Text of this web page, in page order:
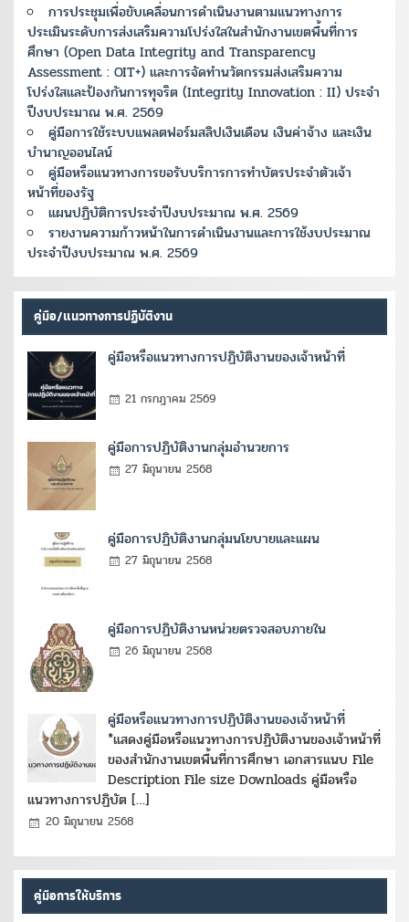
การประชุมเพื่อขับเคลื่อนการดำเนินงานตามแนวทางการ
ประเมินระดับการส่งเสริมความโปร่งใสในสำนักงานเขตพื้นที่การ
ศึกษา (Open Data Integrity and Transparency
Assessment : OIT+) และการจัดทำนวัตกรรมส่งเสริมความ
โปร่งใสและป้องกันการทุจริต (Integrity Innovation : II) ประจำ
ปีงบประมาณ พ.ศ. 2569
คู่มือการใช้ระบบแพลตฟอร์มสลิปเงินเดือน เงินค่าจ้าง และเงิน
บำนาญออนไลน์
คู่มือหรือแนวทางการขอรับบริการการทำบัตรประจำตัวเจ้า
หน้าที่ของรัฐ
แผนปฏิบัติการประจำปีงบประมาณ พ.ศ. 2569
รายงานความก้าวหน้าในการดำเนินงานและการใช้งบประมาณ
ประจำปีงบประมาณ พ.ศ. 2569
คู่มือ/แนวทางการปฏิบัติงาน
คู่มือหรือแนวทางการปฏิบัติงานของเจ้าหน้าที่
21 กรกฎาคม 2569
คู่มือการปฏิบัติงานกลุ่มอำนวยการ
27 มิถุนายน 2568
คู่มือการปฏิบัติงานกลุ่มนโยบายและแผน
27 มิถุนายน 2568
คู่มือการปฏิบัติงานหน่วยตรวจสอบภายใน
26 มิถุนายน 2568
คู่มือหรือแนวทางการปฏิบัติงานของเจ้าหน้าที่
*แสดงคู่มือหรือแนวทางการปฏิบัติงานของเจ้าหน้าที่
ของสำนักงานเขตพื้นที่การศึกษา เอกสารแนบ File
Description File size Downloads คู่มือหรือ
แนวทางการปฏิบัต […]
20 มิถุนายน 2568
คู่มือการให้บริการ